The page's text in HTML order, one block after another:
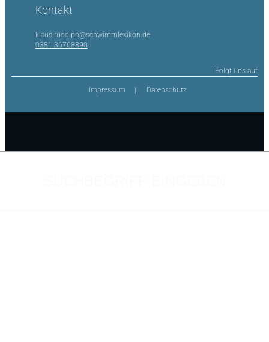
Kontakt
klaus.rudolph@schwimmlexikon.de
0381 36768890
Folgt uns auf
Impressum Datenschutz